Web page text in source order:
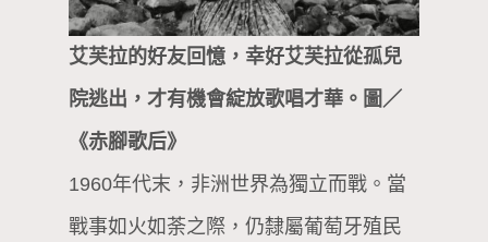
艾芙拉的好友回憶，幸好艾芙拉從孤兒
院逃出，才有機會綻放歌唱才華。圖／
《赤腳歌后》
1960年代末，非洲世界為獨立而戰。當
戰事如火如荼之際，仍隸屬葡萄牙殖民